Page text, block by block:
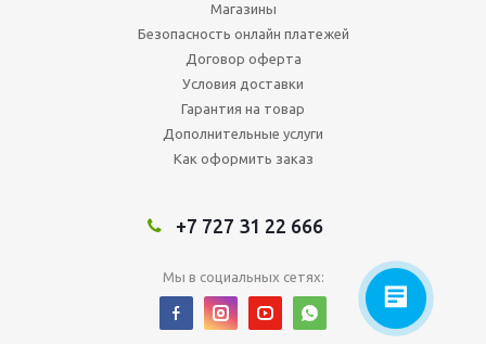
Магазины
Безопасность онлайн платежей
Договор оферта
Условия доставки
Гарантия на товар
Дополнительные услуги
Как оформить заказ
+7 727 31 22 666
Мы в социальных сетях: